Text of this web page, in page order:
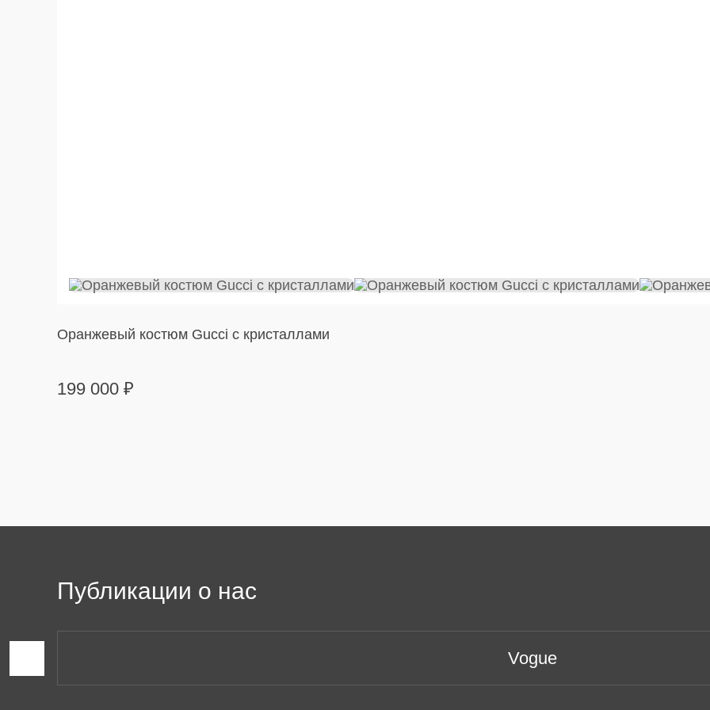
Оранжевый костюм Gucci с кристаллами
199 000 ₽
Публикации о нас
Vogue